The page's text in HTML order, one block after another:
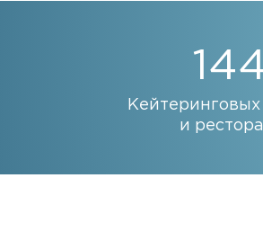
Кейтеринговых
и